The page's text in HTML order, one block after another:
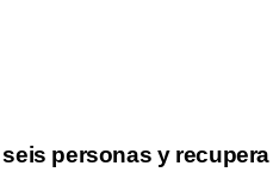
personas y recupera